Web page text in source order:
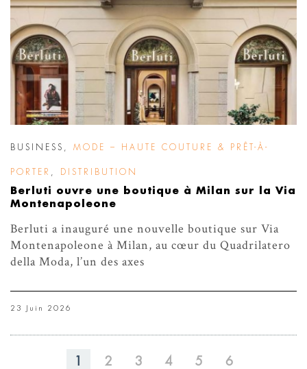
BUSINESS MODE – HAUTE COUTURE & PRÊT-À-
PORTER DISTRIBUTION
Berluti ouvre une boutique à Milan sur la Via
Montenapoleone
Berluti a inauguré une nouvelle boutique sur Via
Montenapoleone à Milan, au cœur du Quadrilatero
della Moda, l’un des axes
23 Juin 2026
1 2 3 4 5 6